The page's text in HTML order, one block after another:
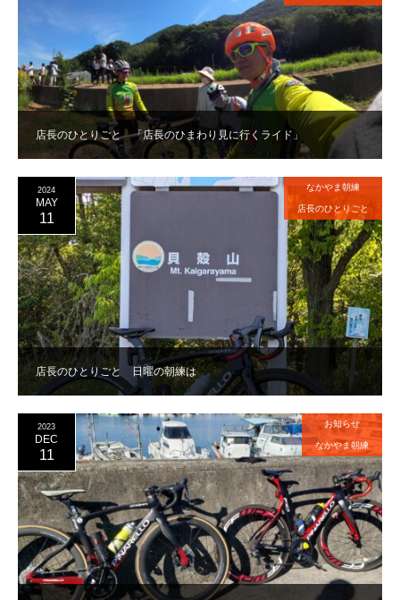
店長のひとりごと 「店長のひまわり見に行くライド」
店長のひとりごと 日曜の朝練は
2024
MAY
11
なかやま朝練
店長のひとりごと
2023
DEC
11
お知らせ
なかやま朝練